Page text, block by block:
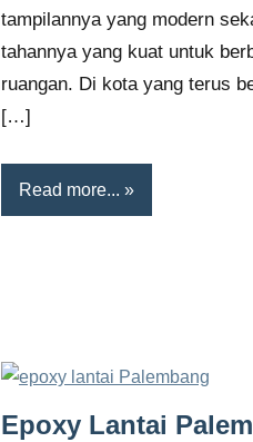
tampilannya yang modern
tahannya yang kuat untuk
ruangan. Di kota yang terus
[…]
Read more...
Epoxy Lantai